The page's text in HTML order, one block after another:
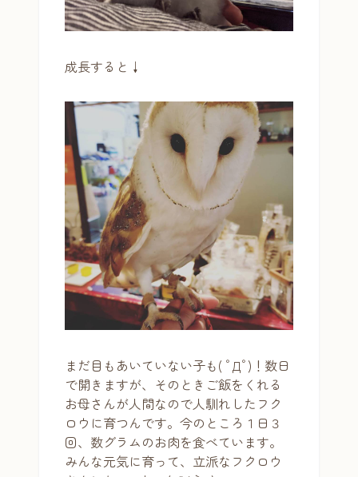
成長すると↓
まだ目もあいていない子も( ﾟДﾟ)！数日
で開きますが、そのときご飯をくれる
お母さんが人間なので人馴れしたフク
ロウに育つんです。今のところ１日３
回、数グラムのお肉を食べています。
みんな元気に育って、立派なフクロウ